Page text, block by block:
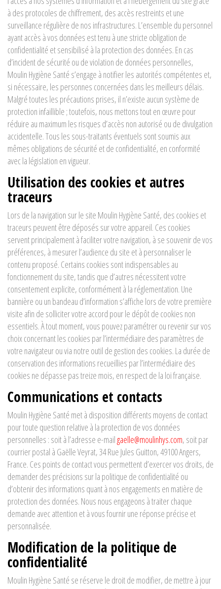
à des protocoles de chiffrement, des accès restreints et une
surveillance régulière de nos infrastructures. L’ensemble du personnel
ayant accès à vos données est tenu à une stricte obligation de
confidentialité et sensibilisé à la protection des données. En cas
d’incident de sécurité ou de violation de données personnelles,
Moulin Hygiène Santé s’engage à notifier les autorités compétentes et,
si nécessaire, les personnes concernées dans les meilleurs délais.
Malgré toutes les précautions prises, il n’existe aucun système de
protection infaillible ; toutefois, nous mettons tout en œuvre pour
réduire au maximum les risques d’accès non autorisé ou de divulgation
accidentelle. Tous les sous-traitants éventuels sont soumis aux
mêmes obligations de sécurité et de confidentialité, en conformité
avec la législation en vigueur.
Utilisation des cookies et autres
traceurs
Lors de la navigation sur le site Moulin Hygiène Santé, des cookies et
traceurs peuvent être déposés sur votre appareil. Ces cookies
servent principalement à faciliter votre navigation, à se souvenir de vos
préférences, à mesurer l’audience du site et à personnaliser le
contenu proposé. Certains cookies sont indispensables au
fonctionnement du site, tandis que d’autres nécessitent votre
consentement explicite, conformément à la réglementation. Une
bannière ou un bandeau d’information s’affiche lors de votre première
visite afin de solliciter votre accord pour le dépôt de cookies non
essentiels. À tout moment, vous pouvez paramétrer ou revenir sur vos
choix concernant les cookies par l’intermédiaire des paramètres de
votre navigateur ou via notre outil de gestion des cookies. La durée de
conservation des informations recueillies par l’intermédiaire des
cookies ne dépasse pas treize mois, en respect de la loi française.
Communications et contacts
Moulin Hygiène Santé met à disposition différents moyens de contact
pour toute question relative à la protection de vos données
personnelles : soit à l’adresse e-mailgaelle@moulinhys.com, soit par
courrier postal à Gaëlle Veyrat, 34 Rue Jules Guitton, 49100 Angers,
France. Ces points de contact vous permettent d’exercer vos droits, de
demander des précisions sur la politique de confidentialité ou
d’obtenir des informations quant à nos engagements en matière de
protection des données. Nous nous engageons à traiter chaque
demande avec attention et à vous fournir une réponse précise et
personnalisée.
Modification de la politique de
confidentialité
Moulin Hygiène Santé se réserve le droit de modifier, de mettre à jour